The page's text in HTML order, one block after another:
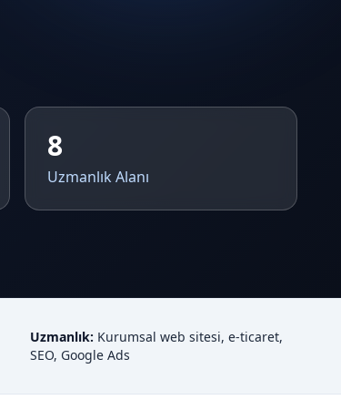
8
Uzmanlık Alanı
Uzmanlık: Kurumsal web sitesi, e-ticaret,
SEO, Google Ads